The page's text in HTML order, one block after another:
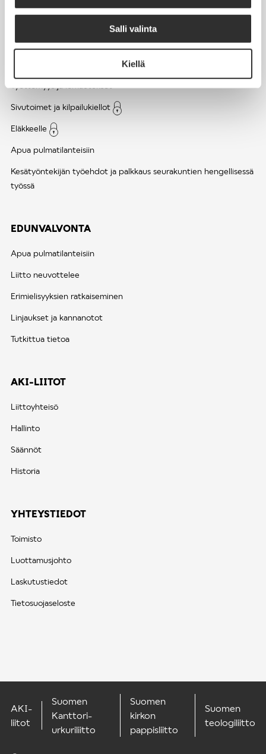
Salli valinta
Kiellä
Työaika
Sivutoimet ja kilpailukiellot
Eläkkeelle
Apua pulmatilanteisiin
Kesätyöntekijän työehdot ja palkkaus seurakuntien hengellisessä
työssä
EDUNVALVONTA
Apua pulmatilanteisiin
Liitto neuvottelee
Erimielisyyksien ratkaiseminen
Linjaukset ja kannanotot
Tutkittua tietoa
AKI-LIITOT
Liittoyhteisö
Hallinto
Säännöt
Historia
YHTEYSTIEDOT
Toimisto
Luottamusjohto
Laskutustiedot
Tietosuojaseloste
AKI-
liitot
Suomen
Kanttori-
urkuriliitto
Suomen
kirkon
pappisliitto
Suomen
teologiliitto